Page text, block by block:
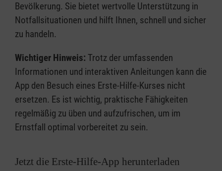
Bevölkerung. Sie bietet wertvolle Unterstützung in
Notfallsituationen und hilft Ihnen, schnell und sicher
zu handeln.
Wichtiger Hinweis: Trotz der umfassenden
Informationen und interaktiven Anleitungen kann die
App den Besuch eines Erste-Hilfe-Kurses nicht
ersetzen. Es ist wichtig, praktische Fähigkeiten
regelmäßig zu üben und aufzufrischen, um im
Ernstfall optimal vorbereitet zu sein.
Jetzt die Erste-Hilfe-App herunterladen